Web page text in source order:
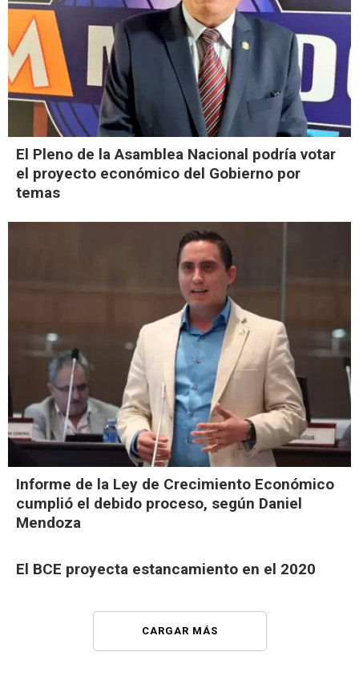
El Pleno de la Asamblea Nacional podría votar
el proyecto económico del Gobierno por
temas
Informe de la Ley de Crecimiento Económico
cumplió el debido proceso, según Daniel
Mendoza
El BCE proyecta estancamiento en el 2020
CARGAR MÁS